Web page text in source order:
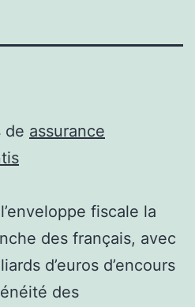
de assurance
fiscale la
des français, avec
d’euros d’encours
des